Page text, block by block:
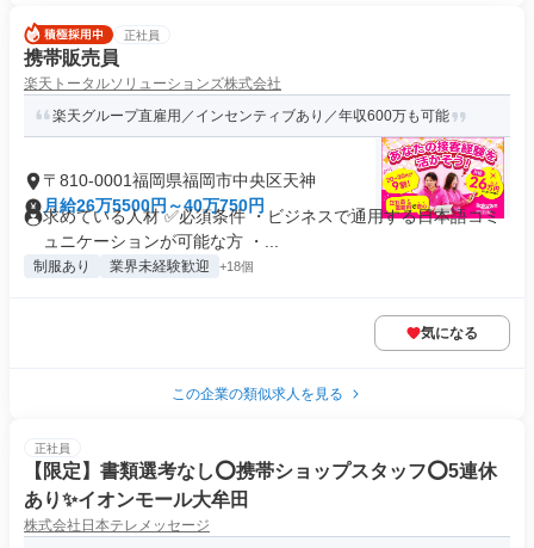
正社員
携帯販売員
楽天トータルソリューションズ株式会社
楽天グループ直雇用／インセンティブあり／年収600万も可能
〒810-0001福岡県福岡市中央区天神
月給26万5500円～40万750円
求めている人材 ✅必須条件 ・ビジネスで通用する日本語コミ
ュニケーションが可能な方 ・...
制服あり 業界未経験歓迎 +18個
気になる
この企業の類似求人を見る
正社員
【限定】書類選考なし⭕携帯ショップスタッフ⭕5連休
あり✨イオンモール大牟田
株式会社日本テレメッセージ